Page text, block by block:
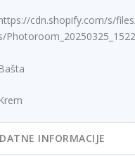
cdn.shopify.com/s/
INFORMACIJE